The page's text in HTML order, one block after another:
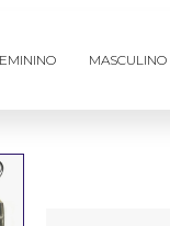
MASCULINO